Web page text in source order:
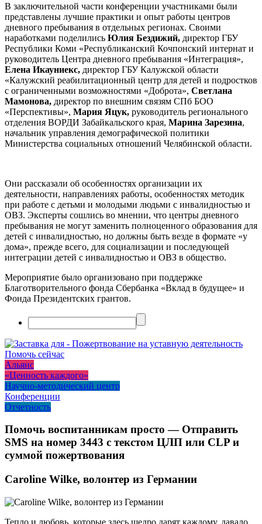
В заключительной части конференции участниками были
представлены лучшие практики и опыт работы центров
дневного пребывания в отдельных регионах. Своими
наработками поделились Юлия Бездижий, директор ГБУ
Республики Коми «Республиканский Кочпонский интернат и
руководитель Центра дневного пребывания «Интеграция»,
Елена Икауниекс, директор ГБУ Калужской области
«Калужский реабилитационный центр для детей и подростков
с ограниченными возможностями «Доброта», Светлана
Мамонова, директор по внешним связям СПб БОО
«Перспективы», Мария Яцук, руководитель регионального
отделения ВОРДИ Забайкальского края, Марина Зарезина,
начальник управления демографической политики
Министерства социальных отношений Челябинской области.
Они рассказали об особенностях организации их
деятельности, направлениях работы, особенностях методик
при работе с детьми и молодыми людьми с инвалидностью и
ОВЗ. Эксперты сошлись во мнении, что центры дневного
пребывания не могут заменить полноценного образования для
детей с инвалидностью, но должны быть везде в формате «у
дома», прежде всего, для социализации и последующей
интеграции детей с инвалидностью и ОВЗ в общество.
Мероприятие было организовано при поддержке
Благотворительного фонда Сбербанка «Вклад в будущее» и
Фонда Президентских грантов.
Помочь сейчас
Альянс
«Ценность каждого»
Научно-методический центр
Конференции
Отчетность
Помочь воспитанникам просто — Отправить
SMS на номер 3443 с текстом ЦЛП или CLP и
суммой пожертвования
Caroline Wilke, волонтер из Германии
Тепло и любовь, которые здесь щедро дарят каждому, давало